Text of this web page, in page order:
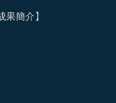
果簡介】